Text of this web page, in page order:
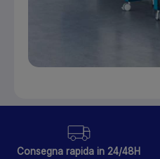
Consegna rapida in 24/48H